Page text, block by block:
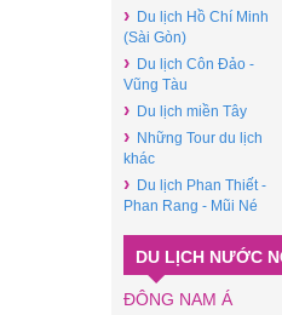
› Du lịch Hồ Chí Minh
(Sài Gòn)
› Du lịch Côn Đảo -
Vũng Tàu
› Du lịch miền Tây
› Những Tour du lịch
khác
› Du lịch Phan Thiết -
Phan Rang - Mũi Né
DU LỊCH NƯỚC
ĐÔNG NAM Á